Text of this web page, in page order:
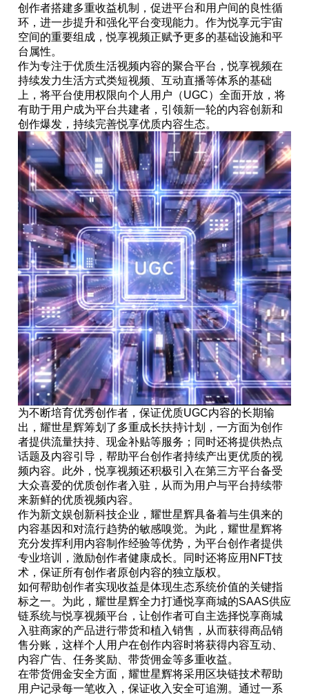
创作者搭建多重收益机制，促进平台和用户间的良性循
环，进一步提升和强化平台变现能力。作为悦享元宇宙
空间的重要组成，悦享视频正赋予更多的基础设施和平
台属性。
作为专注于优质生活视频内容的聚合平台，悦享视频在
持续发力生活方式类短视频、互动直播等体系的基础
上，将平台使用权限向个人用户（UGC）全面开放，将
有助于用户成为平台共建者，引领新一轮的内容创新和
创作爆发，持续完善悦享优质内容生态。
为不断培育优秀创作者，保证优质UGC内容的长期输
出，耀世星辉筹划了多重成长扶持计划，一方面为创作
者提供流量扶持、现金补贴等服务；同时还将提供热点
话题及内容引导，帮助平台创作者持续产出更优质的视
频内容。此外，悦享视频还积极引入在第三方平台备受
大众喜爱的优质创作者入驻，从而为用户与平台持续带
来新鲜的优质视频内容。
作为新文娱创新科技企业，耀世星辉具备着与生俱来的
内容基因和对流行趋势的敏感嗅觉。为此，耀世星辉将
充分发挥利用内容制作经验等优势，为平台创作者提供
专业培训，激励创作者健康成长。同时还将应用NFT技
术，保证所有创作者原创内容的独立版权。
如何帮助创作者实现收益是体现生态系统价值的关键指
标之一。为此，耀世星辉全力打通悦享商城的SAAS供应
链系统与悦享视频平台，让创作者可自主选择悦享商城
入驻商家的产品进行带货和植入销售，从而获得商品销
售分账，这样个人用户在创作内容时将获得内容互动、
内容广告、任务奖励、带货佣金等多重收益。
在带货佣金安全方面，耀世星辉将采用区块链技术帮助
用户记录每一笔收入，保证收入安全可追溯。通过一系